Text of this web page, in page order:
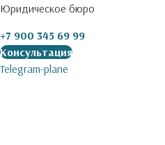
Юридическое бюро
+7 900 345 69 99
Консультация
Telegram-plane